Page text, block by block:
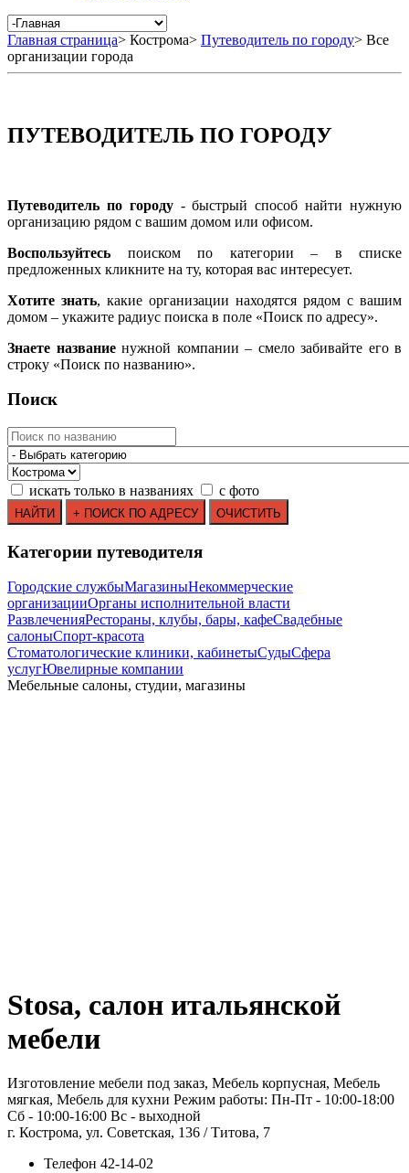
Главная страница> Кострома> Путеводитель по городу> Все
организации города
ПУТЕВОДИТЕЛЬ ПО ГОРОДУ
Путеводитель по городу- быстрый способ найти нужную
организацию рядом с вашим домом или офисом.
Воспользуйтесь поиском по категории – в списке
предложенных кликните на ту, которая вас интересует.
Хотите знать, какие организации находятся рядом с вашим
домом – укажите радиус поиска в поле «Поиск по адресу».
Знаете названиенужной компании – смело забивайте его в
строку «Поиск по названию».
Поиск
искать только в названиях с фото
Категории путеводителя
Городские службыМагазиныНекоммерческие
организацииОрганы исполнительной власти
РазвлеченияРестораны, клубы, бары, кафеСвадебные
салоныСпорт-красота
Стоматологические клиники, кабинетыСудыСфера
услугЮвелирные компании
Мебельные салоны, студии, магазины
Stosa, салон итальянской
мебели
Изготовление мебели под заказ, Мебель корпусная, Мебель
мягкая, Мебель для кухни Режим работы: Пн-Пт - 10:00-18:00
Сб - 10:00-16:00 Вс - выходной
г. Кострома, ул. Советская, 136 / Титова, 7
Телефон 42-14-02